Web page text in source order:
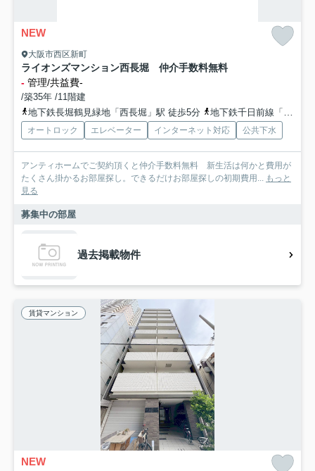
NEW
大阪市西区新町
ライオンズマンション西長堀 仲介手数料無料
- 管理/共益費-
/築35年 /11階建
地下鉄長堀鶴見緑地「西長堀」駅 徒歩5分
地下鉄千日前線「阿波座」駅 徒歩10分
オートロック エレベーター インターネット対応 公共下水
アンティホームでご契約頂くと仲介手数料無料 新生活は何かと費用が
たくさん掛かるお部屋探し。できるだけお部屋探しの初期費用...
もっと
見る
募集中の部屋
過去掲載物件
賃貸マンション
NEW